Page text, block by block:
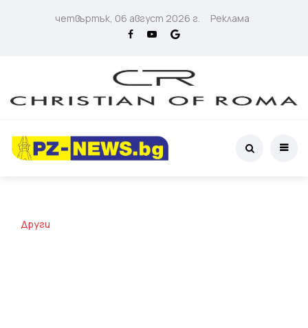
четвъртък, 06 август 2026 г. Реклама
Други